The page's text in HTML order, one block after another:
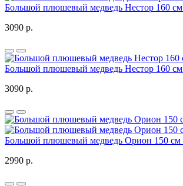
Большой плюшевый медведь Нестор 160
3090 р.
Большой плюшевый медведь Нестор 160
3090 р.
Большой плюшевый медведь Орион 150
2990 р.